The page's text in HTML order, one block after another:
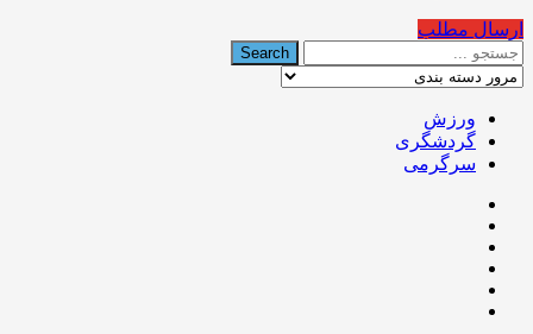
ارسال مطلب
ورزش
گردشگری
سرگرمی